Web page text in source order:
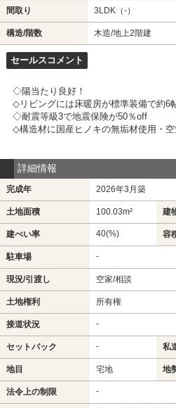
間取り 3LDK（-）
構造/階数 木造/地上2階建
セールスコメント
◇陽当たり良好！
◇リビングには床暖房が標準装備で約6
◇耐震等級3で地震保険が50％off
◇構造材に国産ヒノキの無垢材使用・空
詳細情報
完成年 2026年3月築
土地面積 100.03m² 建
建ぺい率 40(%) 容
駐車場 -
現況/引渡し 空家/相談
土地権利 所有権
接道状況 -
セットバック - 私
地目 宅地 地
法令上の制限 -